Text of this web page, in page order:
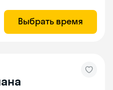
Выбрать время